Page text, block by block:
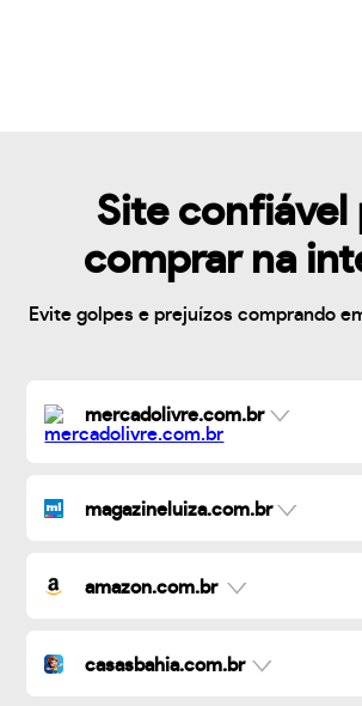
Site confiável
comprar na
Evite golpes e prejuízos comprando
mercadolivre.com.br
magazineluiza.com.br
amazon.com.br
casasbahia.com.br